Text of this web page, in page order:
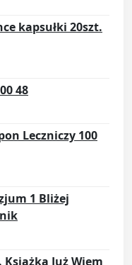
kapsułki 20szt.
48
Leczniczy 100
1 Bliżej
Już Wiem